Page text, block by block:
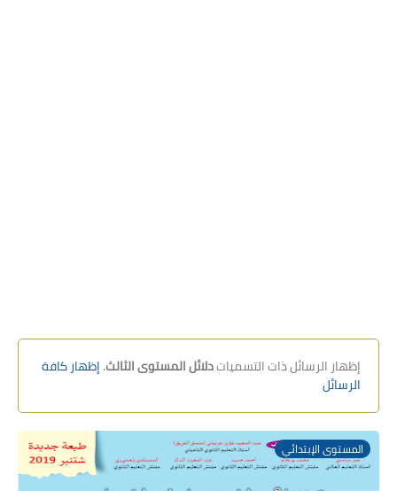
‏إظهار الرسائل ذات التسمياتدلائل المستوى الثالث.إظهار كافة
الرسائل
المستوى الإبتدائي